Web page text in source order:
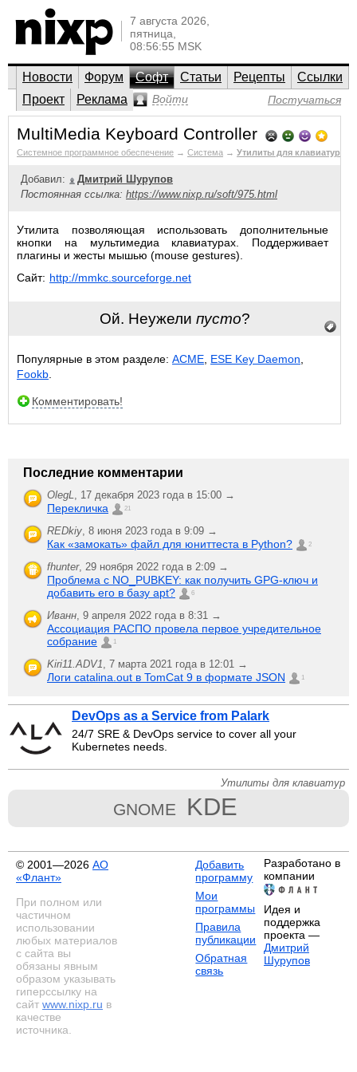
7 августа 2026,
пятница,
08:56:55 MSK
Новости Форум Софт Статьи Рецепты
Ссылки
Проект
Реклама Войти Постучаться
MultiMedia Keyboard Controller
Системное программное обеспечение → Система → Утилиты для клавиатур
Добавил:
Дмитрий Шурупов
Постоянная ссылка: https://www.nixp.ru/soft/975.html
Утилита позволяющая использовать дополнительные
кнопки на мультимедиа клавиатурах. Поддерживает
плагины и жесты мышью (mouse gestures).
Сайт: http://mmkc.sourceforge.net
Ой. Неужели пусто?
Популярные в этом разделе: ACME ESE Key Daemon
Fookb
Комментировать!
Последние комментарии
OlegL, 17 декабря 2023 года в 15:00 →
Перекличка 21
REDkiy, 8 июня 2023 года в 9:09 →
Как «замокать» файл для юниттеста в Python? 2
fhunter, 29 ноября 2022 года в 2:09 →
Проблема с NO_PUBKEY: как получить GPG-ключ и
добавить его в базу apt?
6
Иванн, 9 апреля 2022 года в 8:31 →
Ассоциация РАСПО провела первое учредительное
собрание
1
Kiri11.ADV1, 7 марта 2021 года в 12:01 →
Логи catalina.out в TomCat 9 в формате JSON 1
DevOps as a Service from Palark
24/7 SRE & DevOps service to cover all your
Kubernetes needs.
Утилиты для клавиатур
GNOME KDE
© 2001—2026 АО
«Флант»
При полном или
частичном
использовании
любых материалов
с сайта вы
обязаны явным
образом указывать
гиперссылку на
сайт www.nixp.ru в
качестве
источника.
Добавить
программу
Мои
программы
Правила
публикации
Обратная
связь
Разработано в
компании
Идея и
поддержка
проекта —
Дмитрий
Шурупов